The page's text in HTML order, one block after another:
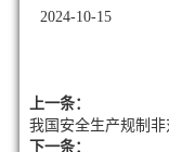
2024-10-15
上一条：
我国安全生产规制
下一条：